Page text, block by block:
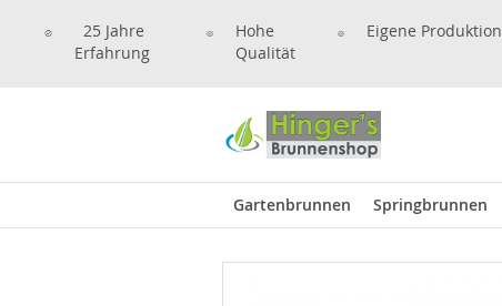
25 Jahre
Erfahrung
Hohe
Qualität
Eigene Produktion
Gartenbrunnen Springbrunnen